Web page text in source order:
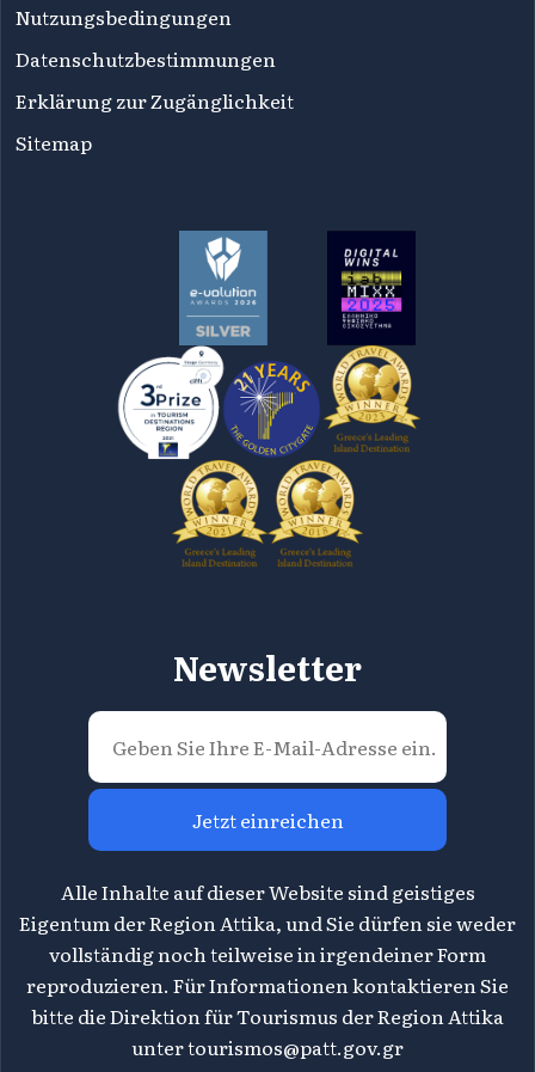
Nutzungsbedingungen
Datenschutzbestimmungen
Erklärung zur Zugänglichkeit
Sitemap
Newsletter
Jetzt einreichen
Alle Inhalte auf dieser Website sind geistiges
Eigentum der Region Attika, und Sie dürfen sie weder
vollständig noch teilweise in irgendeiner Form
reproduzieren. Für Informationen kontaktieren Sie
bitte die Direktion für Tourismus der Region Attika
untertourismos@patt.gov.gr